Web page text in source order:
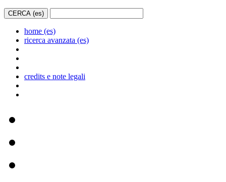
home (es)
ricerca avanzata (es)
credits e note legali